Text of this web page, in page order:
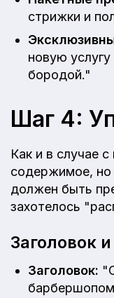
стрижки и
новую
бородой."
Шаг 4:
Как и в случае
содержимое, но
должен быть
захотелось
Заголовок
Заголовок: